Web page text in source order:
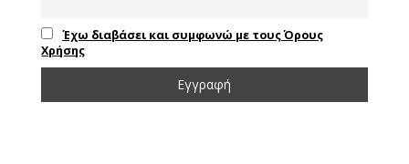
Έχω διαβάσει και συμφωνώ με τους Όρους
Χρήσης